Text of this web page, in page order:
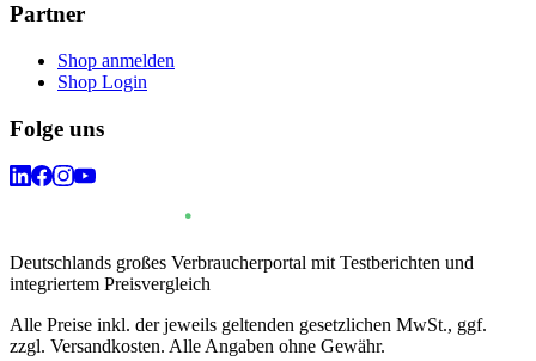
Partner
Shop anmelden
Shop Login
Folge uns
Deutschlands großes Verbraucherportal mit Testberichten und
integriertem Preisvergleich
Alle Preise inkl. der jeweils geltenden gesetzlichen MwSt., ggf.
zzgl. Versandkosten. Alle Angaben ohne Gewähr.